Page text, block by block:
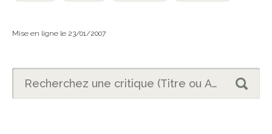
Mise en ligne le 23/01/2007